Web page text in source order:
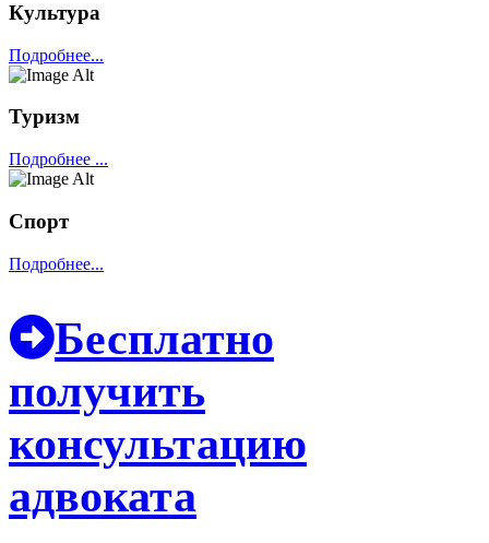
Культура
Подробнее...
Туризм
Подробнее ...
Спорт
Подробнее...
Бесплатно
получить
консультацию
адвоката